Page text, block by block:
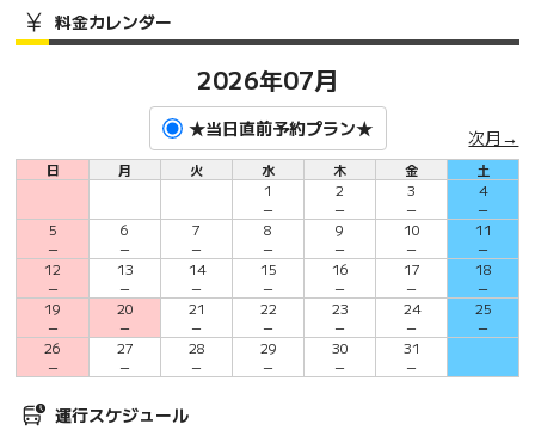
料金カレンダー
2026年07月
★当日直前予約プラン★ 次月→
日 月 火 水 木 金
土
1
－
2
－
3
－
4
－
5
－
6
－
7
－
8
－
9
－
10
－
11
－
12
－
13
－
14
－
15
－
16
－
17
－
18
－
19
－
20
－
21
－
22
－
23
－
24
－
25
－
26
－
27
－
28
－
29
－
30
－
31
－
運行スケジュール